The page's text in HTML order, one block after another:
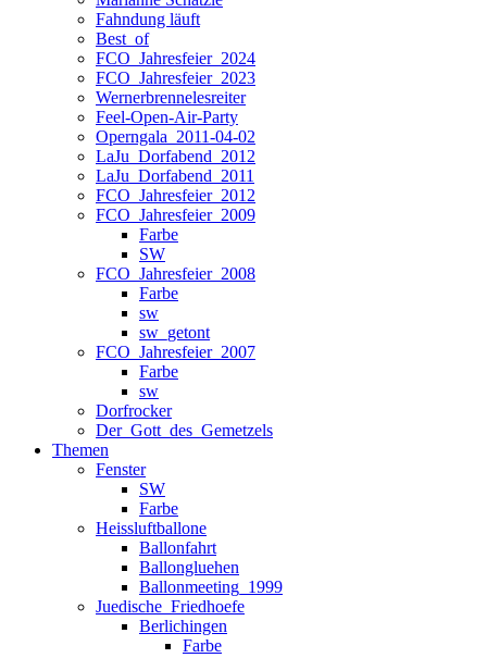
Fahndung läuft
Best_of
FCO_Jahresfeier_2024
FCO_Jahresfeier_2023
Wernerbrennelesreiter
Feel-Open-Air-Party
Operngala_2011-04-02
LaJu_Dorfabend_2012
LaJu_Dorfabend_2011
FCO_Jahresfeier_2012
FCO_Jahresfeier_2009
Farbe
SW
FCO_Jahresfeier_2008
Farbe
sw
sw_getont
FCO_Jahresfeier_2007
Farbe
sw
Dorfrocker
Der_Gott_des_Gemetzels
Themen
Fenster
SW
Farbe
Heissluftballone
Ballonfahrt
Ballongluehen
Ballonmeeting_1999
Juedische_Friedhoefe
Berlichingen
Farbe